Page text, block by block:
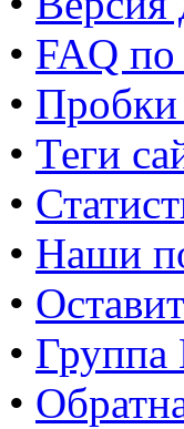
• FAQ
•
• Теги
•
• Наши
•
• Группа
•